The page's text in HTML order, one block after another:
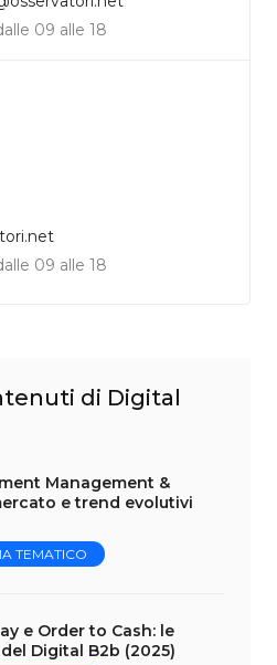
09 alle 18
09 alle 18
di Digital
Management &
e trend evolutivi
TEMATICO
e Order to Cash: le
Digital B2b (2025)